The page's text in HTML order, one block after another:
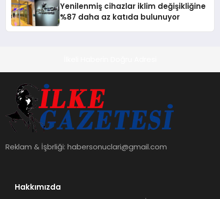
Yenilenmiş cihazlar iklim değişikliğine
%87 daha az katıda bulunuyor
Reklam & İşbrliği:habersonuclari@gmail.com
Hakkımızda